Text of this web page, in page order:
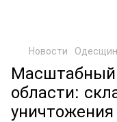
Новости
области:
уничтожения